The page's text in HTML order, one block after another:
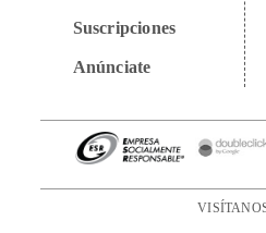
Suscripciones
Anúnciate